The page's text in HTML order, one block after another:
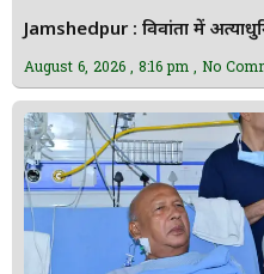
Jamshedpur : विवांता में
August 6, 2026 8:16 pm No